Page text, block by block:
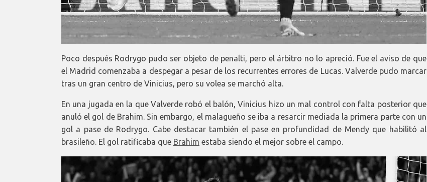
Poco después Rodrygo pudo ser objeto de penalti, pero el árbitro no lo apreció. Fue el aviso de que
el Madrid comenzaba a despegar a pesar de los recurrentes errores de Lucas. Valverde pudo marcar
tras un gran centro de Vinicius, pero su volea se marchó alta.
En una jugada en la que Valverde robó el balón, Vinicius hizo un mal control con falta posterior que
anuló el gol de Brahim. Sin embargo, el malagueño se iba a resarcir mediada la primera parte con un
gol a pase de Rodrygo. Cabe destacar también el pase en profundidad de Mendy que habilitó al
brasileño. El gol ratificaba que Brahim estaba siendo el mejor sobre el campo.